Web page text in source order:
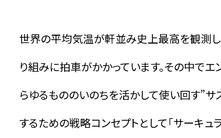
世界の平均気温が軒並み史上最高を観測し
り組みに拍車がかかっています。その中で
らゆるもののいのちを活かして使い回す”サ
するための戦略コンセプトとして「サーキュ